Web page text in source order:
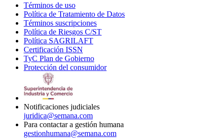
Términos de uso
in
new
window
Política de Tratamiento de Datos
Términos suscripciones
in
Política de Riesgos C/ST
Política SAGRILAFT
new
window
Certificación ISSN
in
new
TyC Plan de Gobierno
in
Protección del consumidorOpens
Notificaciones judiciales
juridica@semana.com
Para contactar a gestión humana
gestionhumana@semana.com